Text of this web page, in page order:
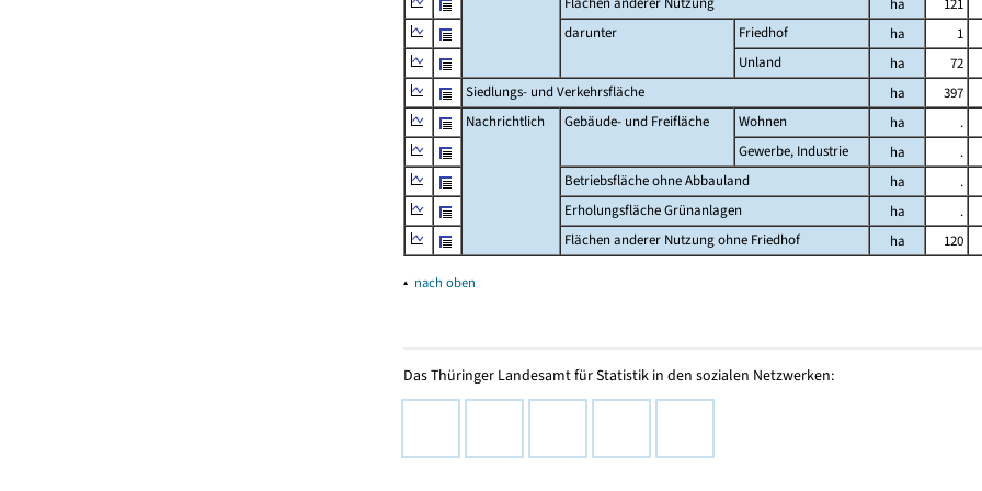
darunter
Friedhof ha
1
Unland
ha
72
Siedlungs- und Verkehrsfläche
ha
397
Nachrichtlich
Gebäude- und Freifläche Wohnen ha
.
Gewerbe, Industrie
ha
.
Betriebsfläche ohne Abbauland
ha
.
Erholungsfläche Grünanlagen
ha
.
Flächen anderer Nutzung ohne Friedhof
ha 120
▴ nach oben
Das Thüringer Landesamt für Statistik in den sozialen Netzwerken: